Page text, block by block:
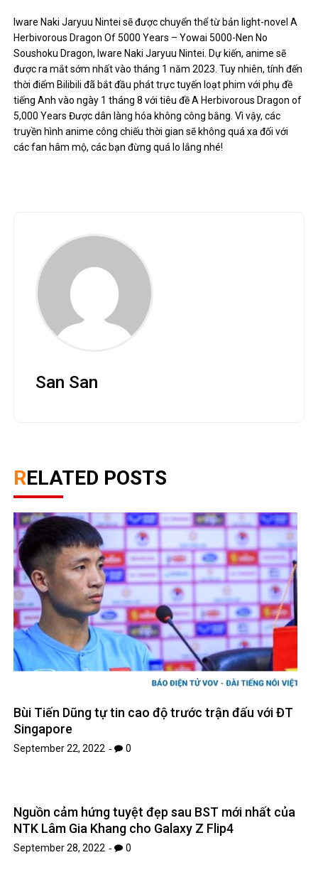
Iware Naki Jaryuu Nintei sẽ được chuyển thể từ bản light-novel A
Herbivorous Dragon Of 5000 Years – Yowai 5000-Nen No
Soushoku Dragon, Iware Naki Jaryuu Nintei. Dự kiến, anime sẽ
được ra mắt sớm nhất vào tháng 1 năm 2023. Tuy nhiên, tính đến
thời điểm Bilibili đã bắt đầu phát trực tuyến loạt phim với phụ đề
tiếng Anh vào ngày 1 tháng 8 với tiêu đề A Herbivorous Dragon of
5,000 Years Được dân làng hóa không công bằng. Vì vậy, các
truyền hình anime công chiếu thời gian sẽ không quá xa đối với
các fan hâm mộ, các bạn đừng quá lo lắng nhé!
San San
RELATED POSTS
Bùi Tiến Dũng tự tin cao độ trước trận đấu với ĐT
Singapore
September 22, 2022 0
Nguồn cảm hứng tuyệt đẹp sau BST mới nhất của
NTK Lâm Gia Khang cho Galaxy Z Flip4
September 28, 2022 0